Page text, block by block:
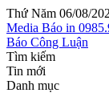
Thứ Năm 06/08/
Media Báo in
Báo Công Luận
Tìm kiếm
Tin mới
Danh mục